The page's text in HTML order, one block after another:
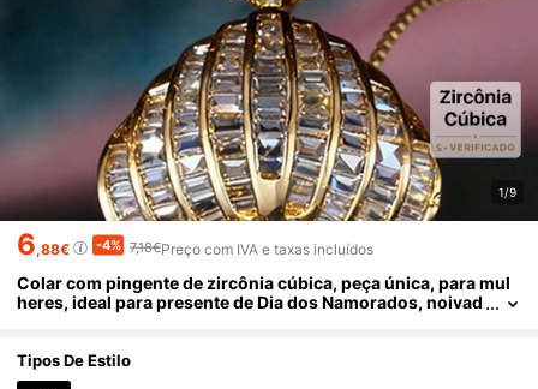
1/9
6,88€ -4% 7,18€Preço com IVA e taxas incluídos
Colar com pingente de zircônia cúbica, peça única, para mul
heres, ideal para presente de Dia dos Namorados, noivad
Tipos De Estilo